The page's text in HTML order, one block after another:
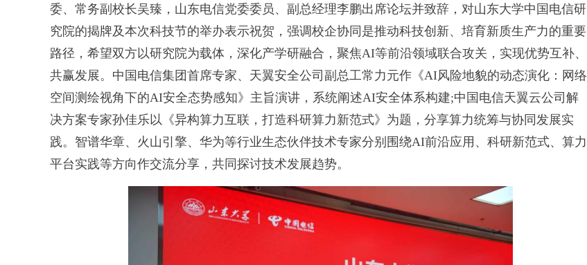
委、常务副校长吴臻，山东电信党委委员、副总经理李鹏出席论坛并致辞，对山东大学中国电信研
究院的揭牌及本次科技节的举办表示祝贺，强调校企协同是推动科技创新、培育新质生产力的重要
路径，希望双方以研究院为载体，深化产学研融合，聚焦AI等前沿领域联合攻关，实现优势互补、
共赢发展。中国电信集团首席专家、天翼安全公司副总工常力元作《AI风险地貌的动态演化：网络
空间测绘视角下的AI安全态势感知》主旨演讲，系统阐述AI安全体系构建;中国电信天翼云公司解
决方案专家孙佳乐以《异构算力互联，打造科研算力新范式》为题，分享算力统筹与协同发展实
践。智谱华章、火山引擎、华为等行业生态伙伴技术专家分别围绕AI前沿应用、科研新范式、算力
平台实践等方向作交流分享，共同探讨技术发展趋势。